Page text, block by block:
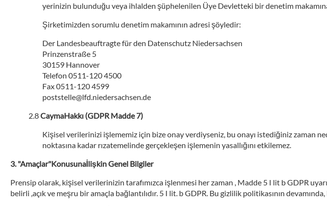
yerinizin bulunduğu veya ihlalden şüphelenilen Üye Devletteki bir denetim
Şirketimizden sorumlu denetim makamının adresi şöyledir:
Der Landesbeauftragte für den Datenschutz Niedersachsen
Prinzenstraße 5
30159 Hannover
Telefon 0511-120 4500
Fax 0511-120 4599
poststelle@lfd.niedersachsen.de
CaymaHakkı (GDPR Madde 7)
Kişisel verilerinizi işlememiz için bize onay verdiyseniz, bu onayı istediğiniz zaman
noktasına kadar rızatemelinde gerçekleşen işlemenin yasallığını etkilemez.
"Amaçlar"Konusunaİlişkin Genel Bilgiler
Prensip olarak, kişisel verilerinizin tarafımızca işlenmesi her zaman , Madde 5 I lit b GDPR
belirli ,açık ve meşru bir amaçla bağlantılıdır. 5 I lit. b GDPR. Bu gizlilik politikasının